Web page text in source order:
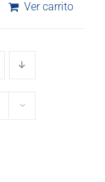
Ver carrito